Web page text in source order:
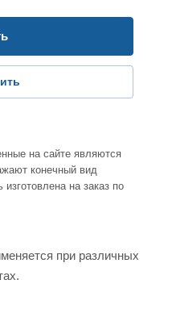
на сайте являются
конечный вид
на заказ по
при различных